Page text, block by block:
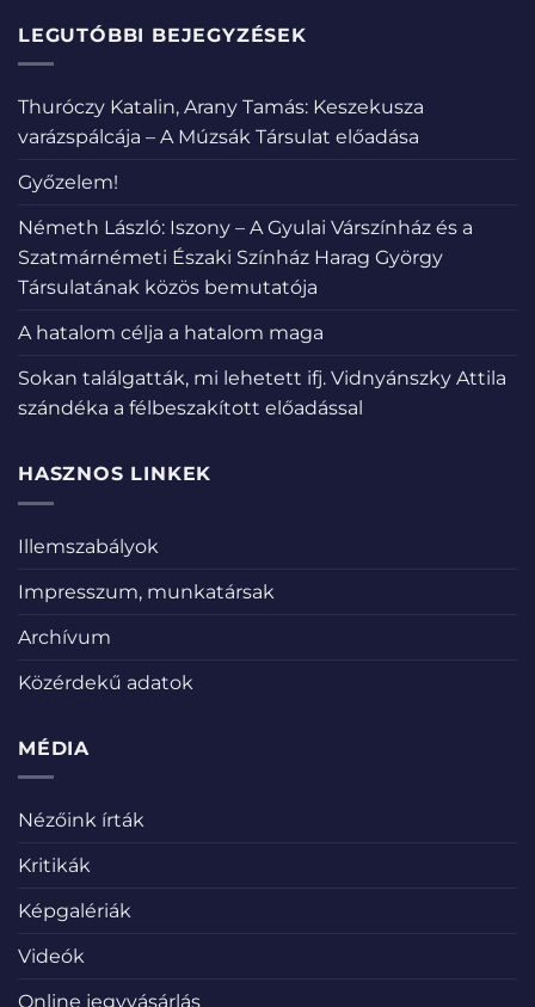
LEGUTÓBBI BEJEGYZÉSEK
Thuróczy Katalin, Arany Tamás: Keszekusza
varázspálcája – A Múzsák Társulat előadása
Győzelem!
Németh László: Iszony – A Gyulai Várszínház és a
Szatmárnémeti Északi Színház Harag György
Társulatának közös bemutatója
A hatalom célja a hatalom maga
Sokan találgatták, mi lehetett ifj. Vidnyánszky Attila
szándéka a félbeszakított előadással
HASZNOS LINKEK
Illemszabályok
Impresszum, munkatársak
Archívum
Közérdekű adatok
MÉDIA
Nézőink írták
Kritikák
Képgalériák
Videók
Online jegyvásárlás